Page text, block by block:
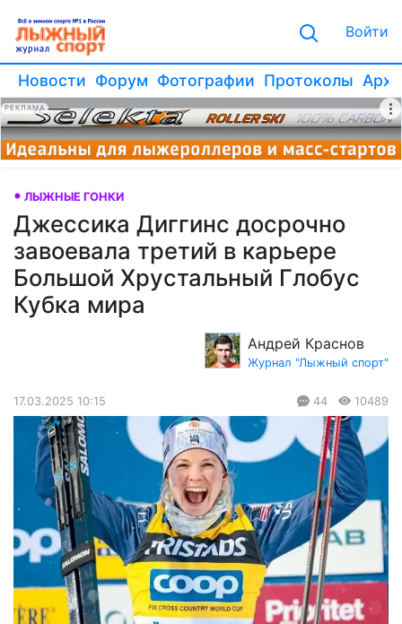
Войти
Новости Форум Фотографии Протоколы
РЕКЛАМА
ЛЫЖНЫЕ ГОНКИ
Джессика Диггинс досрочно
завоевала третий в карьере
Большой Хрустальный Глобус
Кубка мира
Андрей Краснов
Журнал "Лыжный спорт"
17.03.2025 10:15 44 10489